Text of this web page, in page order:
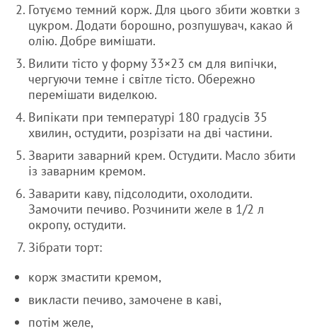
Готуємо темний корж. Для цього збити жовтки з
цукром. Додати борошно, розпушувач, какао й
олію. Добре вимішати.
Вилити тісто у форму 33×23 см для випічки,
чергуючи темне і світле тісто. Обережно
перемішати виделкою.
Випікати при температурі 180 градусів 35
хвилин, остудити, розрізати на дві частини.
Зварити заварний крем. Остудити. Масло збити
із заварним кремом.
Заварити каву, підсолодити, охолодити.
Замочити печиво. Розчинити желе в 1/2 л
окропу, остудити.
Зібрати торт:
корж змастити кремом,
викласти печиво, замочене в каві,
потім желе,